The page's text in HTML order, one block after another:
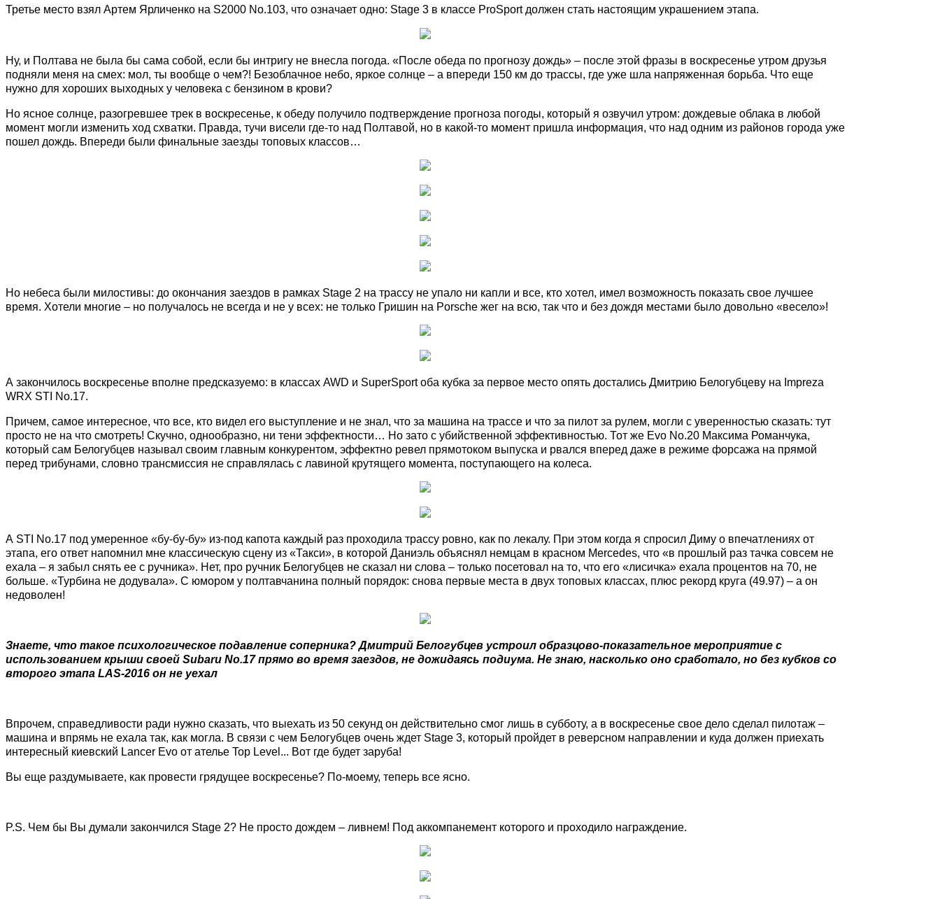
Третье место взял Артем Ярличенко на S2000 No.103, что означает одно: Stage 3 в классе ProSport должен стать настоящим украшением этапа.
Ну, и Полтава не была бы сама собой, если бы интригу не внесла погода. «После обеда по прогнозу дождь» – после этой фразы в воскресенье утром друзья
подняли меня на смех: мол, ты вообще о чем?! Безоблачное небо, яркое солнце – а впереди 150 км до трассы, где уже шла напряженная борьба. Что еще
нужно для хороших выходных у человека с бензином в крови?
Но ясное солнце, разогревшее трек в воскресенье, к обеду получило подтверждение прогноза погоды, который я озвучил утром: дождевые облака в любой
момент могли изменить ход схватки. Правда, тучи висели где-то над Полтавой, но в какой-то момент пришла информация, что над одним из районов города уже
пошел дождь. Впереди были финальные заезды топовых классов…
Но небеса были милостивы: до окончания заездов в рамках Stage 2 на трассу не упало ни капли и все, кто хотел, имел возможность показать свое лучшее
время. Хотели многие – но получалось не всегда и не у всех: не только Гришин на Porsche жег на всю, так что и без дождя местами было довольно «весело»!
А закончилось воскресенье вполне предсказуемо: в классах AWD и SuperSport оба кубка за первое место опять достались Дмитрию Белогубцеву на Impreza
WRX STI No.17.
Причем, самое интересное, что все, кто видел его выступление и не знал, что за машина на трассе и что за пилот за рулем, могли с уверенностью сказать: тут
просто не на что смотреть! Скучно, однообразно, ни тени эффектности… Но зато с убийственной эффективностью. Тот же Evo No.20 Максима Романчука,
который сам Белогубцев называл своим главным конкурентом, эффектно ревел прямотоком выпуска и рвался вперед даже в режиме форсажа на прямой
перед трибунами, словно трансмиссия не справлялась с лавиной крутящего момента, поступающего на колеса.
А STI No.17 под умеренное «бу-бу-бу» из-под капота каждый раз проходила трассу ровно, как по лекалу. При этом когда я спросил Диму о впечатлениях от
этапа, его ответ напомнил мне классическую сцену из «Такси», в которой Даниэль объяснял немцам в красном Mercedes, что «в прошлый раз тачка совсем не
ехала – я забыл снять ее с ручника». Нет, про ручник Белогубцев не сказал ни слова – только посетовал на то, что его «лисичка» ехала процентов на 70, не
больше. «Турбина не додувала». С юмором у полтавчанина полный порядок: снова первые места в двух топовых классах, плюс рекорд круга (49.97) – а он
недоволен!
Знаете, что такое психологическое подавление соперника? Дмитрий Белогубцев устроил образцово-показательное мероприятие с
использованием крыши своей Subaru No.17 прямо во время заездов, не дожидаясь подиума. Не знаю, насколько оно сработало, но без кубков со
второго этапа LAS-2016 он не уехал
Впрочем, справедливости ради нужно сказать, что выехать из 50 секунд он действительно смог лишь в субботу, а в воскресенье свое дело сделал пилотаж –
машина и впрямь не ехала так, как могла. В связи с чем Белогубцев очень ждет Stage 3, который пройдет в реверсном направлении и куда должен приехать
интересный киевский Lancer Evo от ателье Top Level... Вот где будет заруба!
Вы еще раздумываете, как провести грядущее воскресенье? По-моему, теперь все ясно.
P.S. Чем бы Вы думали закончился Stage 2? Не просто дождем – ливнем! Под аккомпанемент которого и проходило награждение.